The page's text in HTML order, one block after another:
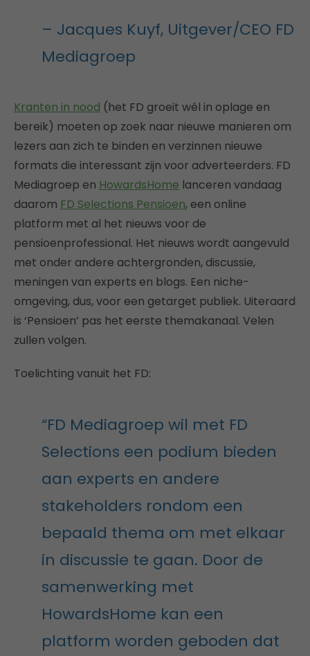
– Jacques Kuyf, Uitgever/CEO FD
Mediagroep
Kranten in nood (het FD groeit wél in oplage en
bereik) moeten op zoek naar nieuwe manieren om
lezers aan zich te binden en verzinnen nieuwe
formats die interessant zijn voor adverteerders. FD
Mediagroep en HowardsHome lanceren vandaag
daarom FD Selections Pensioen, een online
platform met al het nieuws voor de
pensioenprofessional. Het nieuws wordt aangevuld
met onder andere achtergronden, discussie,
meningen van experts en blogs. Een niche-
omgeving, dus, voor een getarget publiek. Uiteraard
is ‘Pensioen’ pas het eerste themakanaal. Velen
zullen volgen.
Toelichting vanuit het FD:
“FD Mediagroep wil met FD
Selections een podium bieden
aan experts en andere
stakeholders rondom een
bepaald thema om met elkaar
in discussie te gaan. Door de
samenwerking met
HowardsHome kan een
platform worden geboden dat